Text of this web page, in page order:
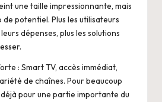
une taille impressionnante, mais
potentiel. Plus les utilisateurs
dépenses, plus les solutions
: Smart TV, accès immédiat,
de chaînes. Pour beaucoup
pour une partie importante du